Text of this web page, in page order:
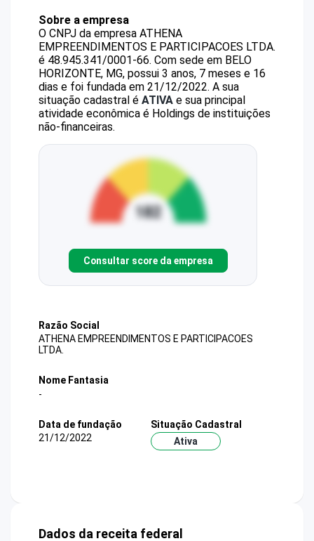
Sobre a empresa
O CNPJ da empresa ATHENA
EMPREENDIMENTOS E PARTICIPACOES LTDA.
é 48.945.341/0001-66. Com sede em BELO
HORIZONTE, MG, possui 3 anos, 7 meses e 16
dias e foi fundada em 21/12/2022. A sua
situação cadastral é ATIVA e sua principal
atividade econômica é Holdings de instituições
não-financeiras.
Consultar score da empresa
Razão Social
ATHENA EMPREENDIMENTOS E PARTICIPACOES
LTDA.
Nome Fantasia
-
Data de fundação
21/12/2022
Situação Cadastral
Ativa
Dados da receita federal